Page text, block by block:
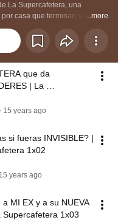
La Supercafetera, una
casa que terminan siendo
que escupe chapas que
cuentas.
...more
que da
| La
1x01
15 years ago
si fueras INVISIBLE? |
1x02
15 years ago
MI EX y a su NUEVA
Supercafetera 1x03